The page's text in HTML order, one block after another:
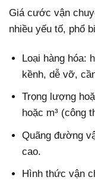
Giá cước vận
nhiều yếu tố, phổ
Loại hàng hóa:
kềnh, dễ vỡ,
Trọng lượng
hoặc m³ (công
Quãng đường
cao.
Hình thức vận